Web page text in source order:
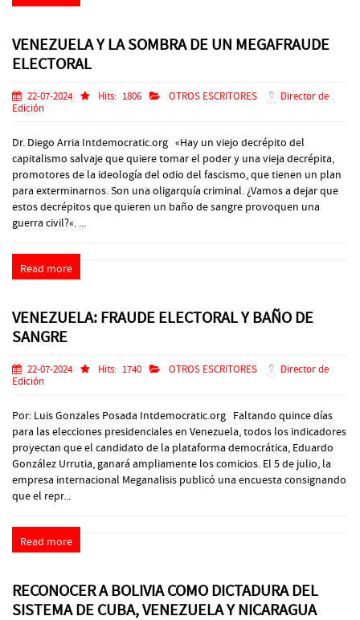
VENEZUELA Y LA SOMBRA DE UN MEGAFRAUDE
ELECTORAL
22-07-2024 Hits: 1806 OTROS ESCRITORES
Director de
Edición
Dr. Diego Arria Intdemocratic.org «Hay un viejo decrépito del
capitalismo salvaje que quiere tomar el poder y una vieja decrépita,
promotores de la ideología del odio del fascismo, que tienen un plan
para exterminarnos. Son una oligarquía criminal. ¿Vamos a dejar que
estos decrépitos que quieren un baño de sangre provoquen una
guerra civil?«. ...
Read more
VENEZUELA: FRAUDE ELECTORAL Y BAÑO DE
SANGRE
22-07-2024 Hits: 1740 OTROS ESCRITORES
Director de
Edición
Por: Luis Gonzales Posada Intdemocratic.org Faltando quince días
para las elecciones presidenciales en Venezuela, todos los indicadores
proyectan que el candidato de la plataforma democrática, Eduardo
González Urrutia, ganará ampliamente los comicios. El 5 de julio, la
empresa internacional Meganalisis publicó una encuesta consignando
que el repr...
Read more
RECONOCER A BOLIVIA COMO DICTADURA DEL
SISTEMA DE CUBA, VENEZUELA Y NICARAGUA